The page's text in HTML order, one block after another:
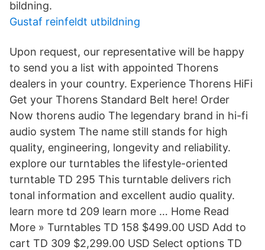
bildning.
Gustaf reinfeldt utbildning
Upon request, our representative will be happy
to send you a list with appointed Thorens
dealers in your country. Experience Thorens HiFi
Get your Thorens Standard Belt here! Order
Now thorens audio The legendary brand in hi-fi
audio system The name still stands for high
quality, engineering, longevity and reliability.
explore our turntables the lifestyle-oriented
turntable TD 295 This turntable delivers rich
tonal information and excellent audio quality.
learn more td 209 learn more … Home Read
More » Turntables TD 158 $499.00 USD Add to
cart TD 309 $2,299.00 USD Select options TD